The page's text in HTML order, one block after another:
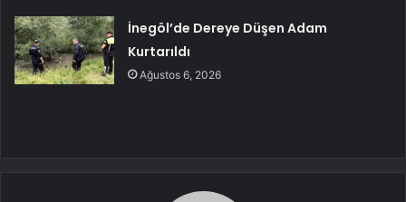
İnegöl’de Dereye Düşen Adam
Kurtarıldı
Ağustos 6, 2026